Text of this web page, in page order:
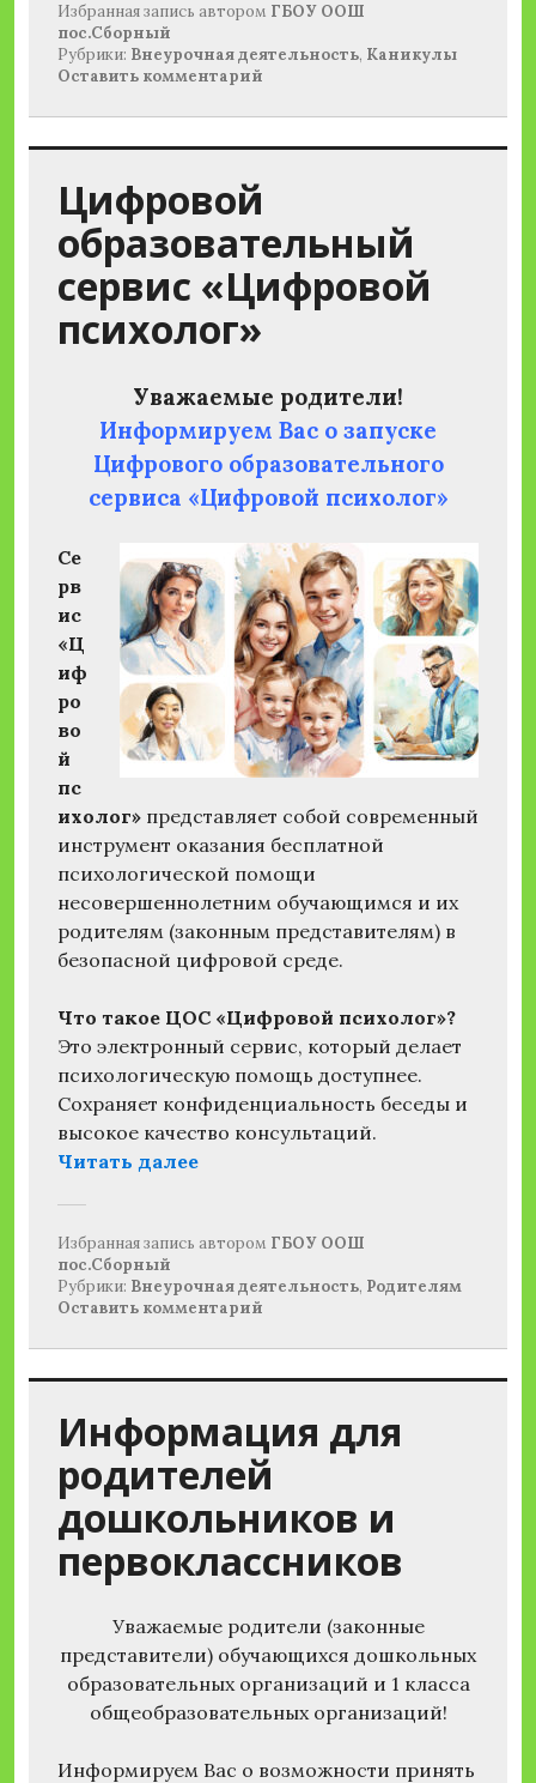
Избранная запись автором ГБОУ ООШ
пос.Сборный
Рубрики: Внеурочная деятельность, Каникулы
Оставить комментарий
Цифровой
образовательный
сервис «Цифровой
психолог»
Уважаемые родители!
Информируем Вас о запуске
Цифрового образовательного
сервиса «Цифровой психолог»
Се
рв
ис
«Ц
иф
ро
во
й
пс
ихолог» представляет собой современный
инструмент оказания бесплатной
психологической помощи
несовершеннолетним обучающимся и их
родителям (законным представителям) в
безопасной цифровой среде.
Что такое ЦОС «Цифровой психолог»?
Это электронный сервис, который делает
психологическую помощь доступнее.
Сохраняет конфиденциальность беседы и
высокое качество консультаций.
Читать далее«Цифровой образовательный
Избранная запись автором ГБОУ ООШ
пос.Сборный
Рубрики: Внеурочная деятельность, Родителям
Оставить комментарий
Информация для
родителей
дошкольников и
первоклассников
Уважаемые родители (законные
представители) обучающихся дошкольных
образовательных организаций и 1 класса
общеобразовательных организаций!
Информируем Вас о возможности принять